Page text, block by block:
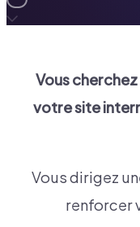
Vous
votre site
Vous dirigez
renforcer